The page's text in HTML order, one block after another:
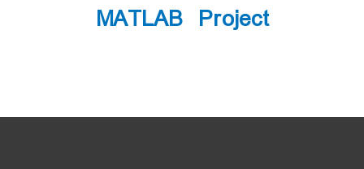
MATLAB Project